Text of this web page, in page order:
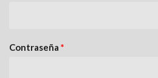
Contraseña *